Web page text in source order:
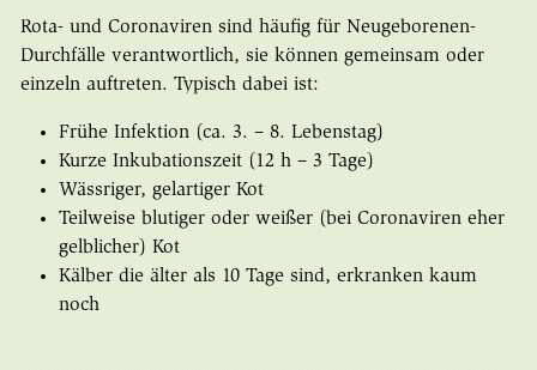
Rota- und Coronaviren sind häufig für Neugeborenen-
Durchfälle verantwortlich, sie können gemeinsam oder
einzeln auftreten. Typisch dabei ist:
Frühe Infektion (ca. 3. – 8. Lebenstag)
Kurze Inkubationszeit (12 h – 3 Tage)
Wässriger, gelartiger Kot
Teilweise blutiger oder weißer (bei Coronaviren eher
gelblicher) Kot
Kälber die älter als 10 Tage sind, erkranken kaum
noch